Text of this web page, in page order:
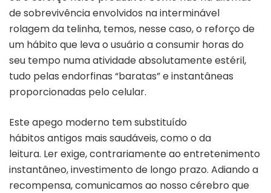
de sobrevivência envolvidos na interminável
rolagem da telinha, temos, nesse caso, o reforço de
um hábito que leva o usuário a consumir horas do
seu tempo numa atividade absolutamente estéril,
tudo pelas endorfinas “baratas” e instantâneas
proporcionadas pelo celular.
Este apego moderno tem substituído
hábitos antigos mais saudáveis, como o da
leitura. Ler exige, contrariamente ao entretenimento
instantâneo, investimento de longo prazo. Adiando a
recompensa, comunicamos ao nosso cérebro que